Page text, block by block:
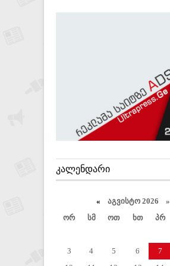
ᲙᲐᲚᲔᲜᲓᲐᲠᲘ
« აგვისტო 2026 »
ორ
სმ ოთ ხთ პრ
3
4 5 6 7